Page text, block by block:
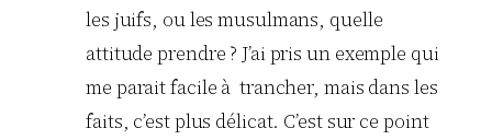
les juifs, ou les musulmans, quelle
attitude prendre ? J’ai pris un exemple qui
me parait facile à trancher, mais dans les
faits, c’est plus délicat. C’est sur ce point